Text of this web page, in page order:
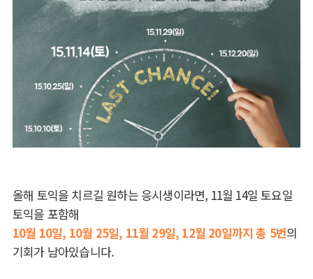
올해 토익을 치르길 원하는 응시생이라면, 11월 14일 토요일
토익을 포함해
10월 10일, 10월 25일, 11월 29일, 12월 20일까지 총 5번의
기회가 남아있습니다.